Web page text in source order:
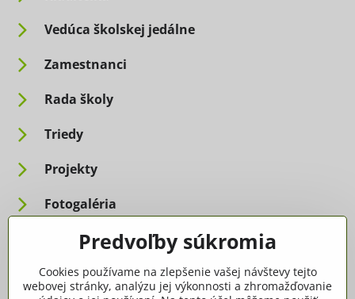
Vedúca školskej jedálne
Zamestnanci
Rada školy
Triedy
Projekty
Fotogaléria
Informácie pre rodičov
Dôležité informácie
Predvoľby súkromia
Cookies používame na zlepšenie vašej návštevy tejto
webovej stránky, analýzu jej výkonnosti a zhromažďovanie